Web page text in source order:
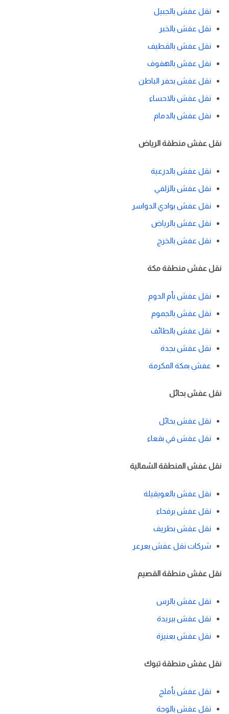
نقل عفش بالجبيل
نقل عفش بالخبر
نقل عفش بالقطيف
نقل عفش بالهفوف
نقل عفش بحفر الباطن
نقل عفش بالاحساء
نقل عفش بالدمام
نقل عفش منطقة الرياض
نقل عفش بالدرعية
نقل عفش بالزلفي
نقل عفش بوادي الدواسر
نقل عفش بالرياض
نقل عفش بالخرج
نقل عفش منطقة مكة
نقل عفش بأم الدوم
نقل عفش بالجموم
نقل عفش بالطائف
نقل عفش بجدة
عفش بمكة المكرمة
نقل عفش بحائل
نقل عفش بحائل
نقل عفش في بقعاء
نقل عفش المنطقة الشمالية
نقل عفش بالعويقيلة
نقل عفش برفحاء
نقل عفش بطريف
شركات نقل عفش بعرعر
نقل عفش منطقة القصيم
نقل عفش بالرس
نقل عفش ببريدة
نقل عفش بعنيزة
نقل عفش منطقة تبوك
نقل عفش بأملج
نقل عفش بالوجة